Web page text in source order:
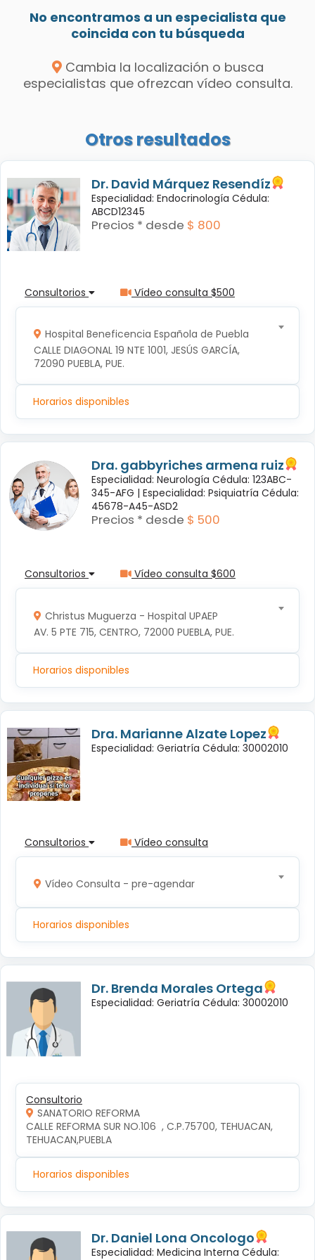
No encontramos a un especialista que
coincida con tu búsqueda
Cambia la localización o busca
especialistas que ofrezcan vídeo consulta.
Otros resultados
Dr. David Márquez Resendíz
Especialidad: Endocrinología Cédula:
ABCD12345
Precios * desde $ 800
Consultorios Vídeo consulta $500
Hospital Beneficencia Española de Puebla
CALLE DIAGONAL 19 NTE 1001, JESÚS GARCÍA,
72090 PUEBLA, PUE.
Horarios disponibles
Dra. gabbyriches armena ruiz
Especialidad: Neurología Cédula: 123ABC-
345-AFG | Especialidad: Psiquiatría Cédula:
45678-A45-ASD2
Precios * desde $ 500
Consultorios Vídeo consulta $600
Christus Muguerza - Hospital UPAEP
AV. 5 PTE 715, CENTRO, 72000 PUEBLA, PUE.
Horarios disponibles
Dra. Marianne Alzate Lopez
Especialidad: Geriatría Cédula: 30002010
Consultorios Vídeo consulta
Vídeo Consulta - pre-agendar
Horarios disponibles
Dr. Brenda Morales Ortega
Especialidad: Geriatría Cédula: 30002010
Consultorio
SANATORIO REFORMA
CALLE REFORMA SUR NO.106  , C.P.75700, TEHUACAN,
TEHUACAN,PUEBLA
Horarios disponibles
Dr. Daniel Lona Oncologo
Especialidad: Medicina Interna Cédula: